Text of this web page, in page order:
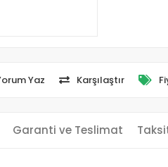
Yaz Karşılaştır
Garanti ve Teslimat